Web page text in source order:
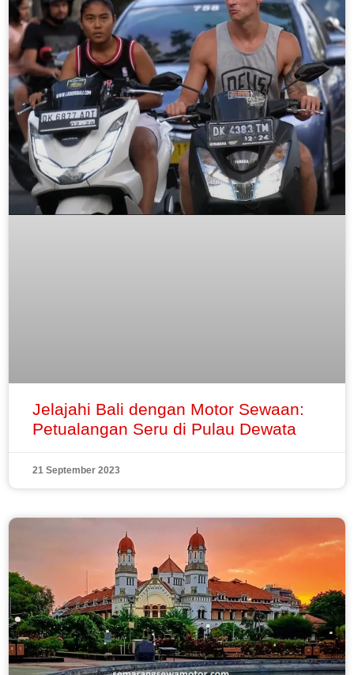
Jelajahi Bali dengan Motor Sewaan:
Petualangan Seru di Pulau Dewata
21 September 2023